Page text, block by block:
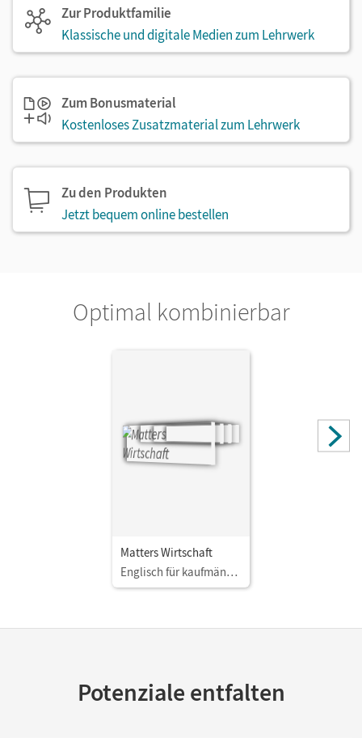
Zur Produktfamilie
Klassische und digitale Medien zum Lehrwerk
Zum Bonusmaterial
Kostenloses Zusatzmaterial zum Lehrwerk
Zu den Produkten
Jetzt bequem online bestellen
Optimal kombinierbar
Matters Wirtschaft
Englisch für kaufmännische Ausbildungsberufe
Potenziale entfalten